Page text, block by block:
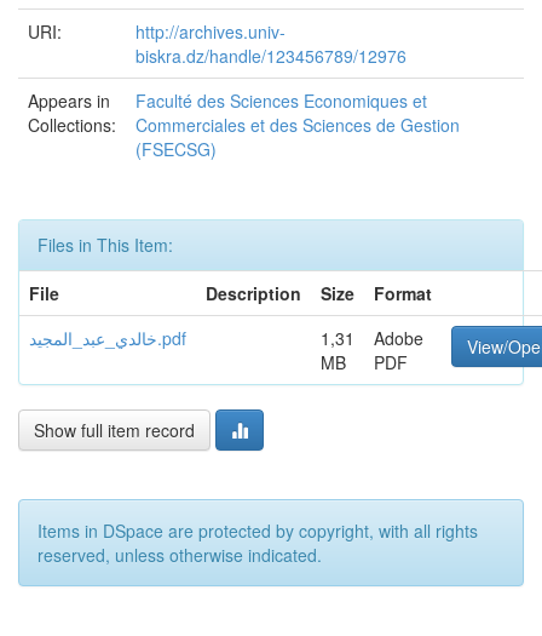
URI:
http://archives.univ-
biskra.dz/handle/123456789/12976
Appears in
Collections:
Faculté des Sciences Economiques et
Commerciales et des Sciences de Gestion
(FSECSG)
Files in This Item:
File
Description Size
Format
خالدي_عبد_المجيد.pdf
1,31
MB
Adobe
PDF
View/
Show full item record
Items in DSpace are protected by copyright, with all rights
reserved, unless otherwise indicated.